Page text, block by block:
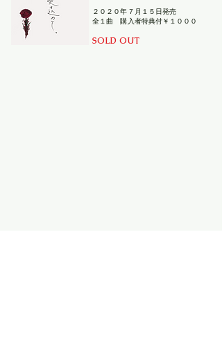
２０２０年７月１５日発売
​全１曲 購入者特典付￥１０００
SOLD OUT